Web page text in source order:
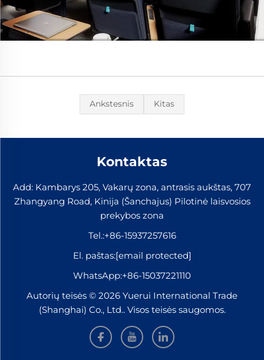
Ankstesnis Kitas
Kontaktas
Add: Kambarys 205, Vakarų zona, antrasis aukštas, 707
Zhangyang Road, Kinija (Šanchajus) Pilotinė laisvosios
prekybos zona
Tel.:+86-15937257616
El. paštas:[email protected]
WhatsApp:+86-15037221110
Autorių teisės © 2026 Yuerui International Trade
(Shanghai) Co., Ltd.. Visos teisės saugomos.